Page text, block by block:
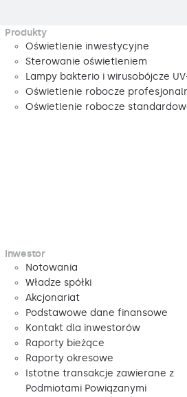
Produkty
Oświetlenie inwestycyjne
Sterowanie oświetleniem
Lampy bakterio i wirusobójcze
Oświetlenie robocze
Oświetlenie robocze
Inwestor
Notowania
Władze spółki
Akcjonariat
Podstawowe dane finansowe
Kontakt dla inwestorów
Raporty bieżące
Raporty okresowe
Istotne transakcje zawierane z
Podmiotami Powiązanymi